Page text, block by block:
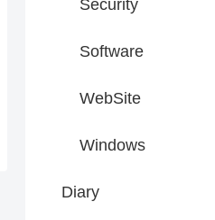
Security
Software
WebSite
Windows
Diary